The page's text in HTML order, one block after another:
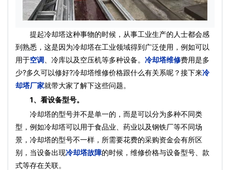
提起冷却塔这种事物的时候，从事工业生产的人士都会感
到熟悉，这是因为冷却塔在工业领域得到广泛使用，例如可以
用于空调 、冷库以及空压机等多种设备。 冷却塔维修费用是多
少?多久可以修好?冷却塔维修价格跟什么有关系呢？接下来冷
却塔厂家就带大家了解下这些问题。
1、看设备型号。
冷却塔的型号并不是单一的，而是可以分为多种不同类
型，例如冷却塔可以用于食品业、药业以及钢铁厂等不同场
景，冷却塔的型号不一样，所需要花费的采购资金会有所区
别，当设备出现冷却塔故障的时候，维修价格与设备型号、款
式等存在关联。